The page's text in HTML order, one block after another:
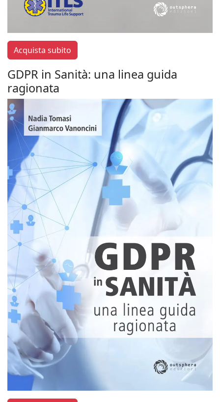
Acquista subito
GDPR in Sanità: una linea guida
ragionata